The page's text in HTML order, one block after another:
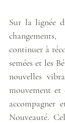
Sur la lignée
continuer à
semées et les
nouvelles
mouvement et
accompagner
Nouveauté.